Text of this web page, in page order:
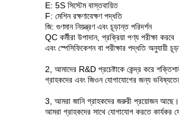
E: 5S সিস্টেম বাস্তবায়িত
F: মেশিন রক্ষণাবেক্ষণ পদ্ধতি
জি: গুণমান নিয়ন্ত্রণ এবং চূড়ান্ত পরিদর্শন
QC কর্মীরা উপাদান, প্রক্রিয়া পণ্য পরীক্ষা করবে
এবং স্পেসিফিকেশন বা পরীক্ষার পদ্ধতি অনুযায়ী
2, আমাদের R&D প্রচেষ্টাকে কেন্দ্র করে
গ্রাহকদের এবং জিওন যোগাযোগের জন্য
3, আমরা জানি গ্রাহকদের জরুরী প্রয়োজন আছে।
আমরা গ্রাহকদের সাথে যোগাযোগ করতে কার্যকর